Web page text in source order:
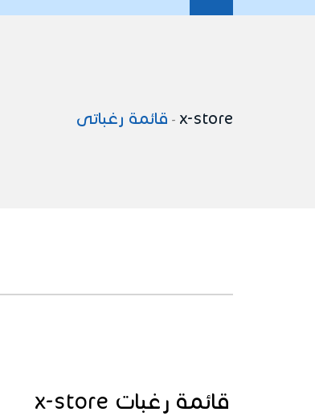
x-store
- قائمة رغباتى
قائمة رغبات x-store